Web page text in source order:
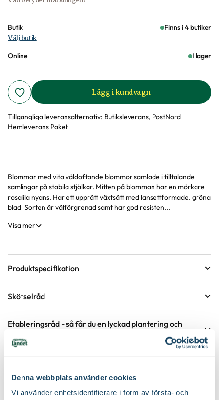
Denna webbplats använder cookies
Vi använder enhetsidentifierare i form av första- och
Butik Finns i 4 butiker
Välj butik
Online I lager
Lägg i kundvagn
Tillgängliga leveransalternativ: Butiksleverans, PostNord
Hemleverans Paket
Produktinformation
Blommar med vita väldoftande blommor samlade i tilltalande
samlingar på stabila stjälkar. Mitten på blomman har en mörkare
rosalila nyans. Har ett upprätt växtsätt med lansettformade, gröna
blad. Sorten är välförgrenad samt har god resisten...
Visa mer
Produktspecifikation
Krukstorlek
Höjd på trädgårdsväxter
Växtsätt
Utmärkande egenskaper Doftar, Fjärilslockande, För pollinatörer
Skötselråd
Läge Sol
Övervintringsförmåga Vad betyder övervintringsförmåga?
Jordmån Fuktig jord, Mullrik jord, Näringsrik jord
Etableringsråd - så får du en lyckad plantering och
tillväxt
Håll rabatten fri från ogräs för att underlätta etablering.
Gödsla inte nyplanterade rabatter första året, följande år efter
5 för 299:-